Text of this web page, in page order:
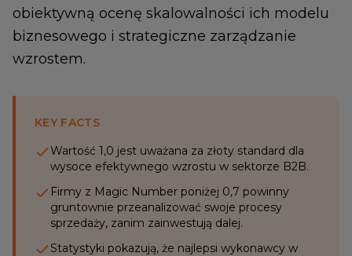
obiektywną ocenę skalowalności ich modelu
biznesowego i strategiczne zarządzanie
wzrostem.
KEY FACTS
Wartość 1,0 jest uważana za złoty standard dla
wysoce efektywnego wzrostu w sektorze B2B.
Firmy z Magic Number poniżej 0,7 powinny
gruntownie przeanalizować swoje procesy
sprzedaży, zanim zainwestują dalej.
Statystyki pokazują, że najlepsi wykonawcy w